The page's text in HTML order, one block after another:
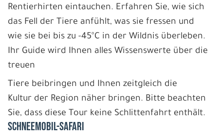
Rentierhirten eintauchen. Erfahren Sie, wie sich
das Fell der Tiere anfühlt, was sie fressen und
wie sie bei bis zu -45°C in der Wildnis überleben.
Ihr Guide wird Ihnen alles Wissenswerte über die
treuen
Tiere beibringen und Ihnen zeitgleich die
Kultur der Region näher bringen. Bitte beachten
Sie, dass diese Tour keine Schlittenfahrt enthält.
SCHNEEMOBIL-SAFARI